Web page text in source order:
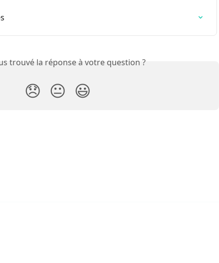
trouvé la réponse à votre question ?
😞 😐 😃